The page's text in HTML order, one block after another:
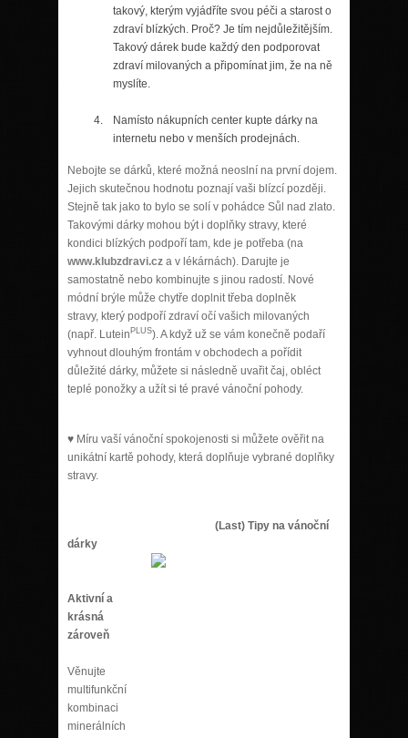
takový, kterým vyjádříte svou péči a starost o
zdraví blízkých. Proč? Je tím nejdůležitějším.
Takový dárek bude každý den podporovat
zdraví milovaných a připomínat jim, že na ně
myslíte.
Namísto nákupních center kupte dárky na
internetu nebo v menších prodejnách.
Nebojte se dárků, které možná neoslní na první dojem.
Jejich skutečnou hodnotu poznají vaši blízcí později.
Stejně tak jako to bylo se solí v pohádce Sůl nad zlato.
Takovými dárky mohou být i doplňky stravy, které
kondici blízkých podpoří tam, kde je potřeba (na
www.klubzdravi.cz a v lékárnách). Darujte je
samostatně nebo kombinujte s jinou radostí. Nové
módní brýle může chytře doplnit třeba doplněk
stravy, který podpoří zdraví očí vašich milovaných
(např. Lutein PLUS). A když už se vám konečně podaří
vyhnout dlouhým frontám v obchodech a pořídit
důležité dárky, můžete si následně uvařit čaj, obléct
teplé ponožky a užít si té pravé vánoční pohody.
♥ Míru vaší vánoční spokojenosti si můžete ověřit na
unikátní kartě pohody, která doplňuje vybrané doplňky
stravy.
(Last) Tipy na vánoční
dárky
Aktivní a
krásná
zároveň
Věnujte
multifunkční
kombinaci
minerálních